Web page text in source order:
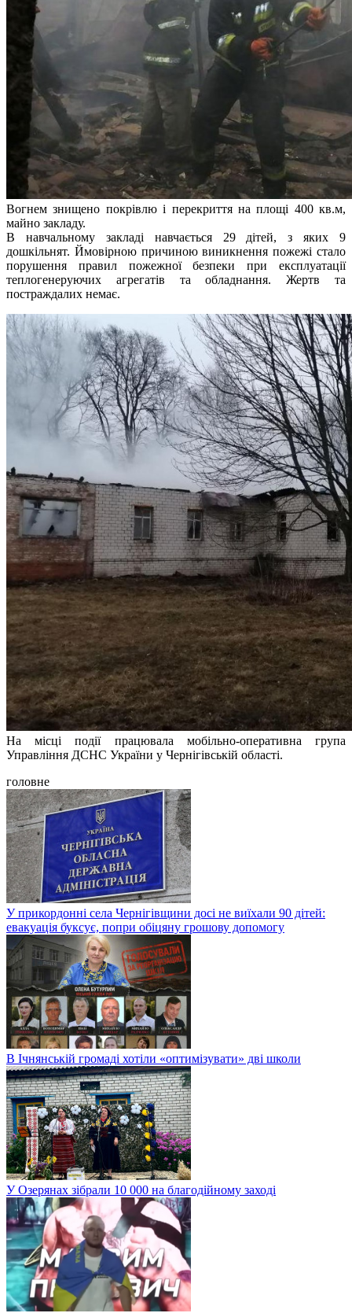
Вогнем знищено покрівлю і перекриття на площі 400 кв.м,
майно закладу.
В навчальному закладі навчається 29 дітей, з яких 9
дошкільнят. Ймовірною причиною виникнення пожежі стало
порушення правил пожежної безпеки при експлуатації
теплогенеруючих агрегатів та обладнання. Жертв та
постраждалих немає.
На місці події працювала мобільно-оперативна група
Управління ДСНС України у Чернігівській області.
головне
У прикордонні села Чернігівщини досі не виїхали 90 дітей:
евакуація буксує, попри обіцяну грошову допомогу
В Ічнянській громаді хотіли «оптимізувати» дві школи
У Озерянах зібрали 10 000 на благодійному заході